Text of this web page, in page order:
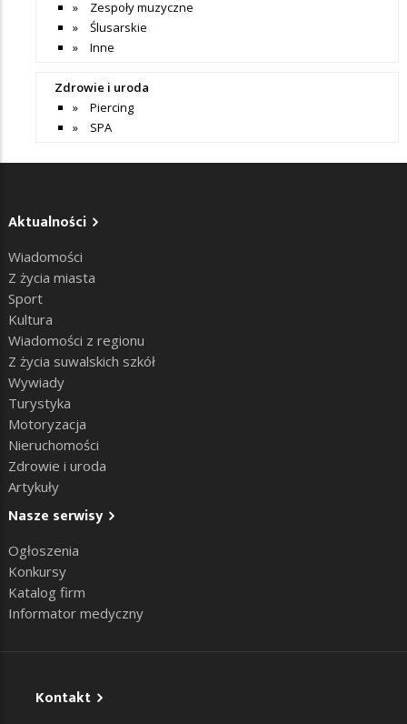
Zespoły muzyczne
Ślusarskie
Inne
Zdrowie i uroda
Piercing
SPA
Aktualności
Wiadomości
Z życia miasta
Sport
Kultura
Wiadomości z regionu
Z życia suwalskich szkół
Wywiady
Turystyka
Motoryzacja
Nieruchomości
Zdrowie i uroda
Artykuły
Nasze serwisy
Ogłoszenia
Konkursy
Katalog firm
Informator medyczny
Kontakt